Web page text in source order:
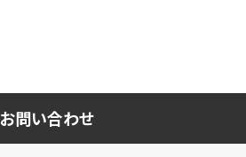
お問い合わせ